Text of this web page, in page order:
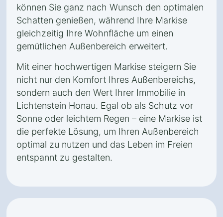
können Sie ganz nach Wunsch den optimalen
Schatten genießen, während Ihre Markise
gleichzeitig Ihre Wohnfläche um einen
gemütlichen Außenbereich erweitert.
Mit einer hochwertigen Markise steigern Sie
nicht nur den Komfort Ihres Außenbereichs,
sondern auch den Wert Ihrer Immobilie in
Lichtenstein Honau. Egal ob als Schutz vor
Sonne oder leichtem Regen – eine Markise ist
die perfekte Lösung, um Ihren Außenbereich
optimal zu nutzen und das Leben im Freien
entspannt zu gestalten.